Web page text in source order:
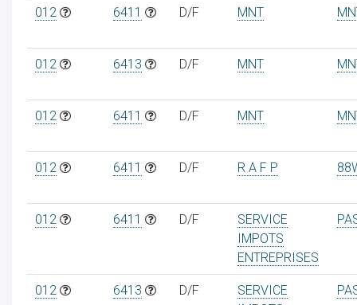
012 6411 D/F MNT
012 6413 D/F MNT
012 6411 D/F MNT
012 6411 D/F R A F P
012 6411 D/F
SERVICE
IMPOTS
ENTREPRISES
012 6413 D/F
SERVICE